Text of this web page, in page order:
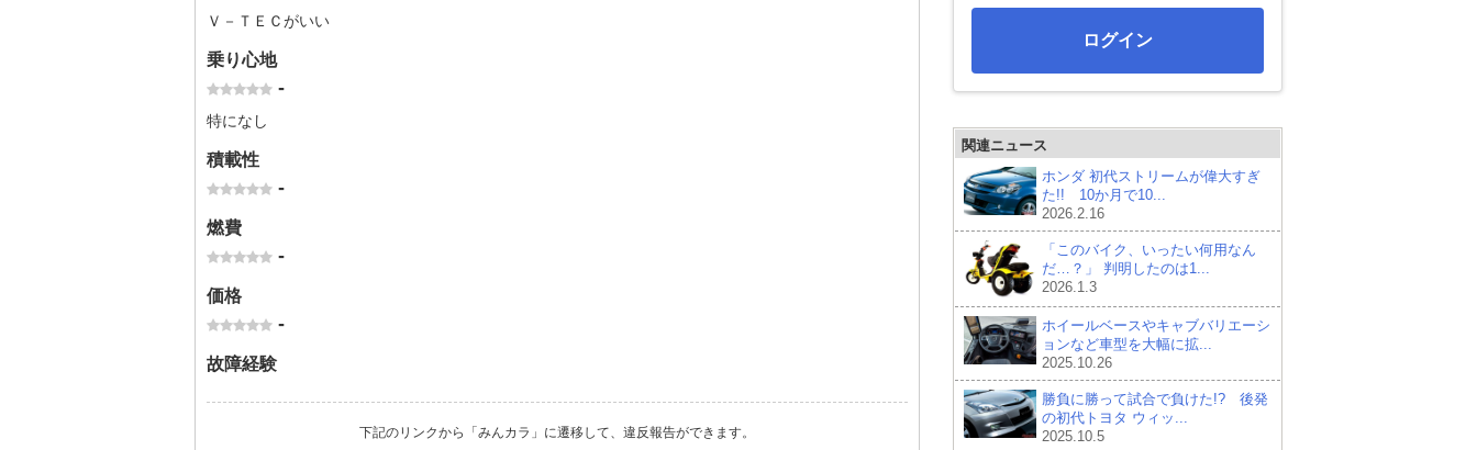
Ｖ－ＴＥＣがいい
乗り心地
-
特になし
積載性
-
燃費
-
価格
-
故障経験
下記のリンクから「みんカラ」に遷移して、違反報告ができます。
ログイン
関連ニュース
ホンダ 初代ストリームが偉大すぎ
た!! 10か月で10...
2026.2.16
「このバイク、いったい何用なん
だ…？」 判明したのは1...
2026.1.3
ホイールベースやキャブバリエーシ
ョンなど車型を大幅に拡...
2025.10.26
勝負に勝って試合で負けた!? 後発
の初代トヨタ ウィッ...
2025.10.5